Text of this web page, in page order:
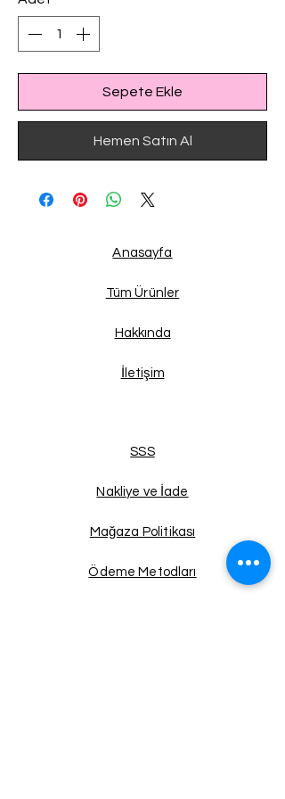
Sepete Ekle
Hemen Satın Al
Anasayfa
Tüm Ürünler
Hakkında
İletişim
SSS
Nakliye ve İade
Mağaza Politikası
Ödeme Metodları